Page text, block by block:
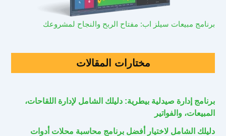
برنامج مبيعات سيلز اب: مفتاح الربح والنجاح لمشروعك
مختارات المقالات
برنامج إدارة صيدلية بيطرية: دليلك الشامل لإدارة اللقاحات،
المبيعات، والفواتير
دليلك الشامل لاختيار أفضل برنامج محاسبة محلات أدوات